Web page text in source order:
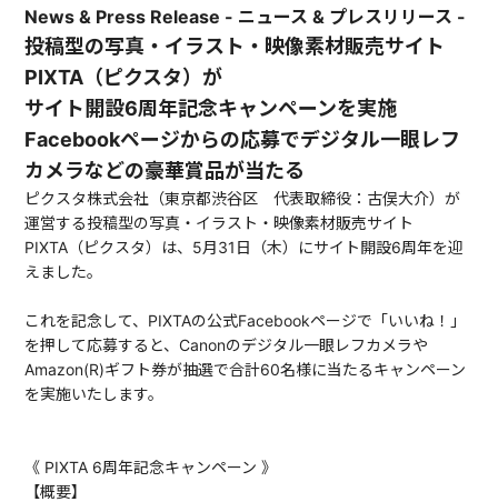
News & Press Release - ニュース & プレスリリース -
投稿型の写真・イラスト・映像素材販売サイト
PIXTA（ピクスタ）が
サイト開設6周年記念キャンペーンを実施
Facebookページからの応募でデジタル一眼レフ
カメラなどの豪華賞品が当たる
ピクスタ株式会社（東京都渋谷区 代表取締役：古俣大介）が
運営する投稿型の写真・イラスト・映像素材販売サイト
PIXTA（ピクスタ）は、5月31日（木）にサイト開設6周年を迎
えました。
これを記念して、PIXTAの公式Facebookページで「いいね！」
を押して応募すると、Canonのデジタル一眼レフカメラや
Amazon(R)ギフト券が抽選で合計60名様に当たるキャンペーン
を実施いたします。
《 PIXTA 6周年記念キャンペーン 》
【概要】